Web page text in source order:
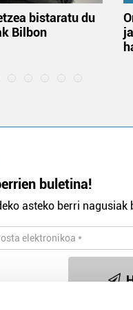
bistaratu du
Bilbon
buletina!
asteko berri nagusiak